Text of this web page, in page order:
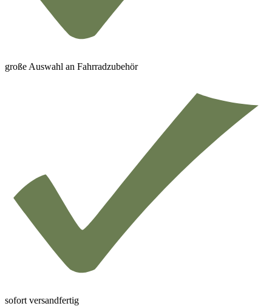
große Auswahl an Fahrradzubehör
sofort versandfertig